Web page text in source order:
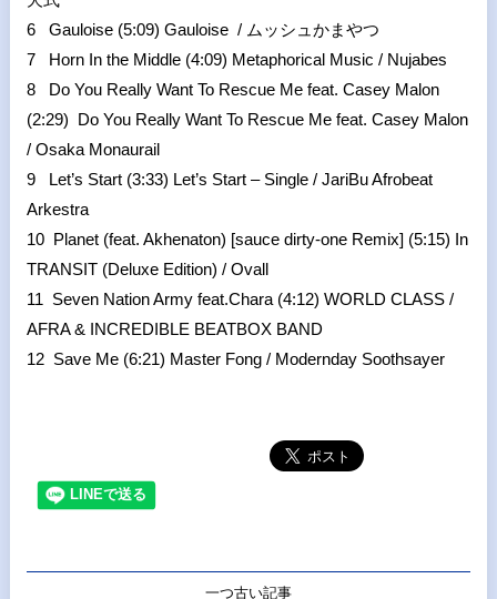
6 Gauloise (5:09) Gauloise / ムッシュかまやつ
7 Horn In the Middle (4:09) Metaphorical Music / Nujabes
8 Do You Really Want To Rescue Me feat. Casey Malon
(2:29) Do You Really Want To Rescue Me feat. Casey Malon
/ Osaka Monaurail
9 Let’s Start (3:33) Let’s Start – Single / JariBu Afrobeat
Arkestra
10 Planet (feat. Akhenaton) [sauce dirty-one Remix] (5:15) In
TRANSIT (Deluxe Edition) / Ovall
11 Seven Nation Army feat.Chara (4:12) WORLD CLASS /
AFRA & INCREDIBLE BEATBOX BAND
12 Save Me (6:21) Master Fong / Modernday Soothsayer
一つ古い記事